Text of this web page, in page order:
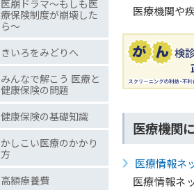
医療機関や
医療機関
医療情報ネ
医療情報ネ
医崩ドラマ〜もしも医
療保険制度が崩壊した
ら〜
きいろをみどりへ
みんなで解こう 医療と
健康保険の問題
健康保険の基礎知識
かしこい医療のかかり
方
高額療養費